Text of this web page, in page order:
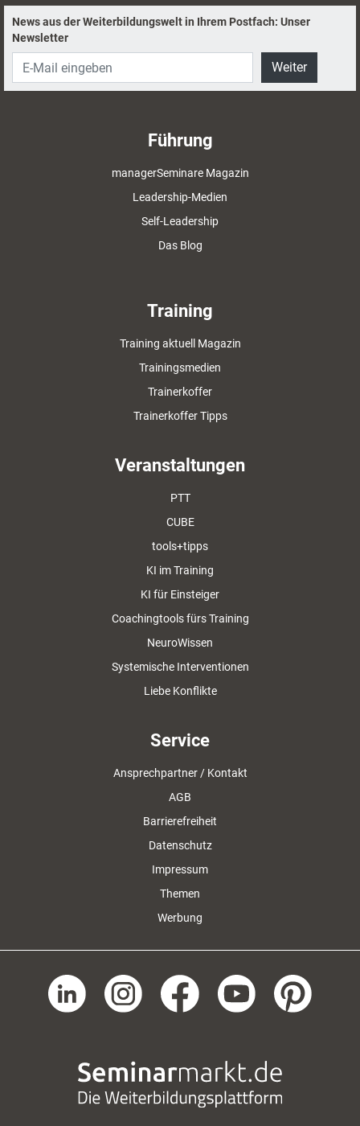
News aus der Weiterbildungswelt in Ihrem Postfach: Unser
Newsletter
Weiter
Führung
managerSeminare Magazin
Leadership-Medien
Self-Leadership
Das Blog
Training
Training aktuell Magazin
Trainingsmedien
Trainerkoffer
Trainerkoffer Tipps
Veranstaltungen
PTT
CUBE
tools+tipps
KI im Training
KI für Einsteiger
Coachingtools fürs Training
NeuroWissen
Systemische Interventionen
Liebe Konflikte
Service
Ansprechpartner / Kontakt
AGB
Barrierefreiheit
Datenschutz
Impressum
Themen
Werbung